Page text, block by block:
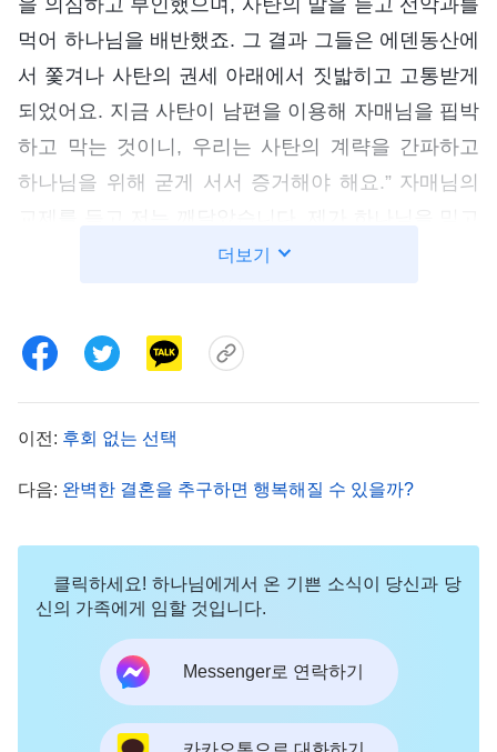
먹어 하나님을 배반했죠. 그 결과 그들은 에덴동산에
서 쫓겨나 사탄의 권세 아래에서 짓밟히고 고통받게
되었어요. 지금 사탄이 남편을 이용해 자매님을 핍박
하고 막는 것이니, 우리는 사탄의 계략을 간파하고
하나님을 위해 굳게 서서 증거해야 해요.” 자매님의
따르려 하니 사탄이 온힘을 다해 방해하는 것이었습
지 않는다면 그건 하나님을 배반하는 것입니다. 저는
절대 신앙을 포기하지 않기로 마음먹었습니다. 그
고 예배에 나갔습니다. 1년 뒤, 저는 양육 집사로 선
매들이 하나님 말씀에 대해 체험하고 깨달은 것을 교
제하는 것을 들으며 저는 하나님을 믿는 것이 인생의
정도(正道)임을 더욱 확신하게 되었고, 본분도 더 적
극적으로 이행했습니다. 하지만 저는 여전히 남편에
더보기
이전: 후회 없는 선택
다음: 완벽한 결혼을 추구하면 행복해질 수 있을까?
클릭하세요! 하나님에게서 온 기쁜 소식이 당신과 당
신의 가족에게 임할 것입니다.
Messenger로 연락하기